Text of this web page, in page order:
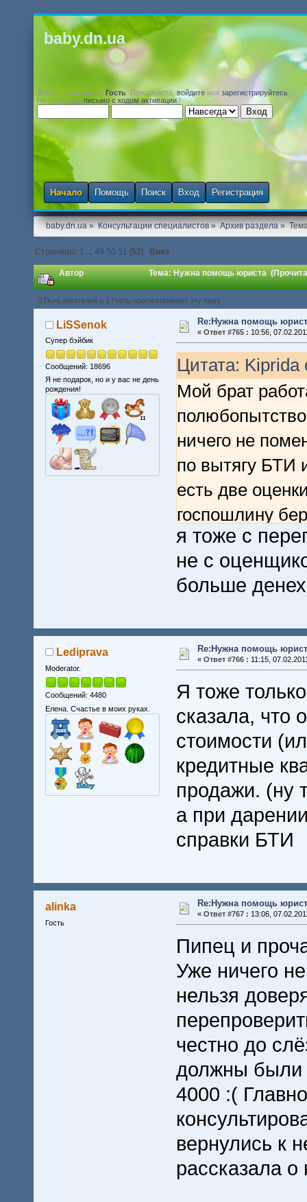
baby.dn.ua
Добро пожаловать, Гость . Пожалуйста,войдите или зарегистрируйтесь
Не получили письмо с кодом активации?
Начало Помощь Поиск Вход Регистрация
baby.dn.ua» Консультации специалистов» Архив раздела»
Страницы: 1 ... 49 50 51 [52] Вниз
Автор Тема: Нужна помощь юриста
0 Пользователей и 1 Гость просматривают эту тему.
LiSSenok
Супер бэйбик
Сообщений: 18696
Я не подарок, но и у вас не день
рождения!
Re:Нужна помощь
« Ответ #765 : 10:56,
Цитата: Kiprida
Мой брат
ничего не
по вытягу БТИ
есть две
госпошлину
здесь можно
Единственное
оценщиком в
я тоже с
не с
больше
Lediprava
Moderator.
Сообщений: 4480
Елена. Счастье в моих руках.
Re:Нужна помощь
« Ответ #766 : 11:15,
Я тоже
сказала, что
стоимости
кредитные
продажи. (ну
а при
справки БТИ
alinka
Гость
Re:Нужна помощь
« Ответ #767 : 13:06,
Пипец и
Уже ничего
нельзя
честно до
должны были
4000 :(
вернулись к
рассказала